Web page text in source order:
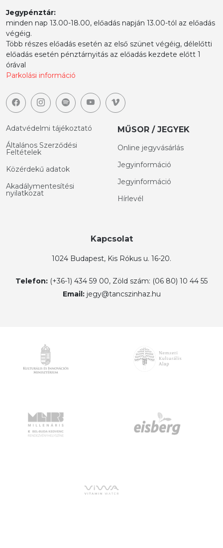
Jegypénztár:
minden nap 13.00-18.00, előadás napján 13.00-tól az előadás
végéig.
Több részes előadás esetén az első szünet végéig, délelőtti
előadás esetén pénztárnyitás az előadás kezdete előtt 1
órával
Parkolási információ
Adatvédelmi tájékoztató
Általános Szerződési
Feltételek
Közérdekű adatok
Akadálymentesítési
nyilatkozat
MŰSOR / JEGYEK
Online jegyvásárlás
Jegyinformáció
Jegyinformáció
Hírlevél
Kapcsolat
1024 Budapest, Kis Rókus u. 16-20.
Telefon: (+36-1) 434 59 00, Zöld szám: (06 80) 10 44 55
Email: jegy@tancszinhaz.hu